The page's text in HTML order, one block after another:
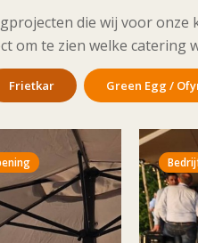
die wij voor
om te zien welke
Frietkar Green Egg /